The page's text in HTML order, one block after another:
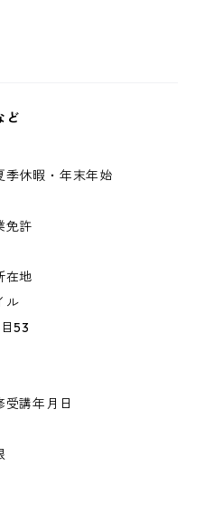
ど
季休暇・年末年始
免許
在地
ル
53
受講年月日